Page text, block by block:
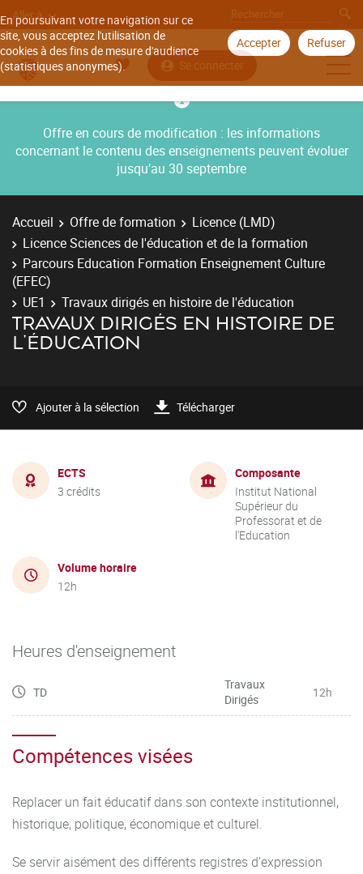
En poursuivant votre navigation sur ce
site, vous acceptez l'utilisation de
cookies à des fins de mesure d'audience
(statistiques anonymes).
Accepter Refuser
Aller à
Se connecter
Offre en cours de modification : les informations
concernant le contenu des enseignements peuvent évoluer
jusqu’au 30 septembre
Accueil Offre de formation
Licence (LMD)
Licence Sciences de l'éducation et de la formation
Parcours Education Formation Enseignement Culture
(EFEC)
UE1
Travaux dirigés en histoire de l'éducation
TRAVAUX DIRIGÉS EN HISTOIRE DE
L'ÉDUCATION
Ajouter à la sélection Télécharger
ECTS
3 crédits
Composante
Institut National
Supérieur du
Professorat et de
l'Education
Volume horaire
12h
Heures d'enseignement
TD
Travaux
Dirigés
12h
Compétences visées
Replacer un fait éducatif dans son contexte institutionnel,
historique, politique, économique et culturel.
Se servir aisément des différents registres d’expression